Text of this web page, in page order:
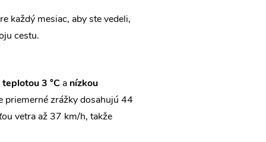
každý mesiac, aby ste vedeli,
cestu.
3 °C a nízkou
priemerné zrážky dosahujú 44
vetra až 37 km/h, takže